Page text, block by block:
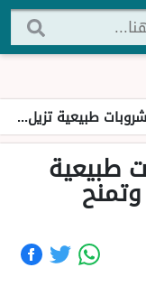
مشروبات طبيعية